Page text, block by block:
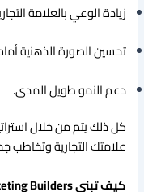
زيادة الوعي بالعلامة
تحسين الصورة الذهنية
دعم النمو طويل المدى.
كل ذلك يتم من خلال
علامتك التجارية